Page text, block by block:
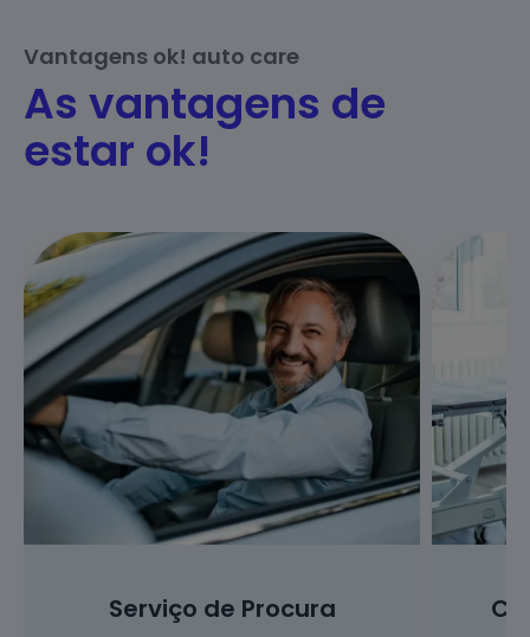
Vantagens ok! auto care
As vantagens de
estar ok!
Serviço de Procura